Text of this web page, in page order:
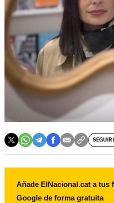
SEGUIR
Añade ElNacional.cat a tus
Google de forma gratuita